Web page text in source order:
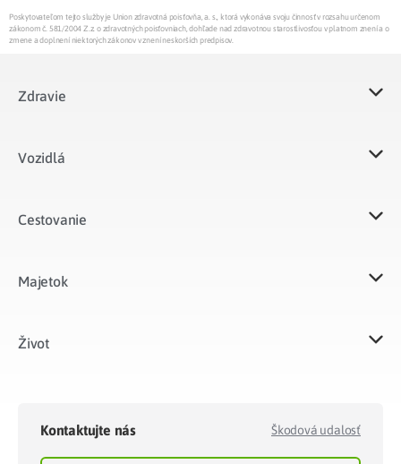
Poskytovateľom tejto služby je Union zdravotná poisťovňa, a. s., ktorá vykonáva svoju činnosť v rozsahu určenom
zákonom č. 581/2004 Z.z. o zdravotných poisťovniach, dohľade nad zdravotnou starostlivosťou v platnom znení a o
zmene a doplnení niektorých zákonov v znení neskorších predpisov.
Zdravie
Vozidlá​
Cestovanie
Majetok​
Život​
Kontaktujte nás Škodová udalosť